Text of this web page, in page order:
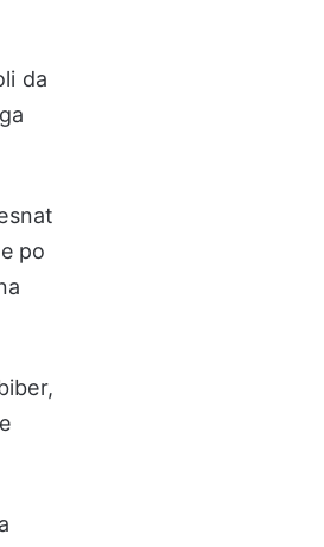
da
po